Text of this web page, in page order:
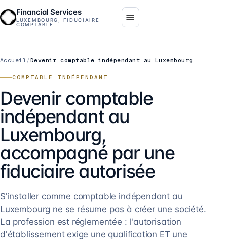
Financial Services
LUXEMBOURG, FIDUCIAIRE
COMPTABLE
Accueil /Devenir comptable indépendant au Luxembourg
COMPTABLE INDÉPENDANT
Devenir comptable
indépendant au
Luxembourg,
accompagné par une
fiduciaire autorisée
S'installer comme comptable indépendant au
Luxembourg ne se résume pas à créer une société.
La profession est réglementée : l'autorisation
d'établissement exige une qualification ET une